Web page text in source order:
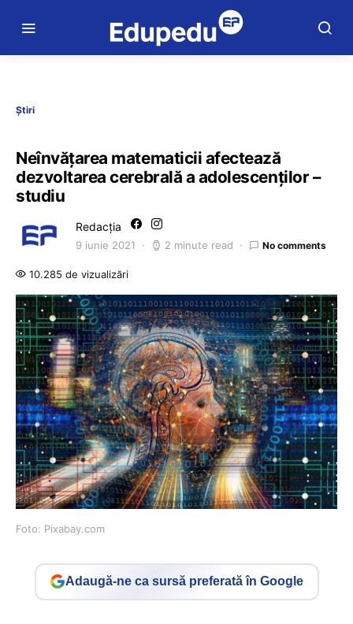
Știri
Neînvățarea matematicii afectează
dezvoltarea cerebrală a adolescenților –
studiu
Redacția
9 iunie 2021 2 minute read No comments
10.285 de vizualizări
Foto: Pixabay.com
Adaugă-ne ca sursă preferată în Google